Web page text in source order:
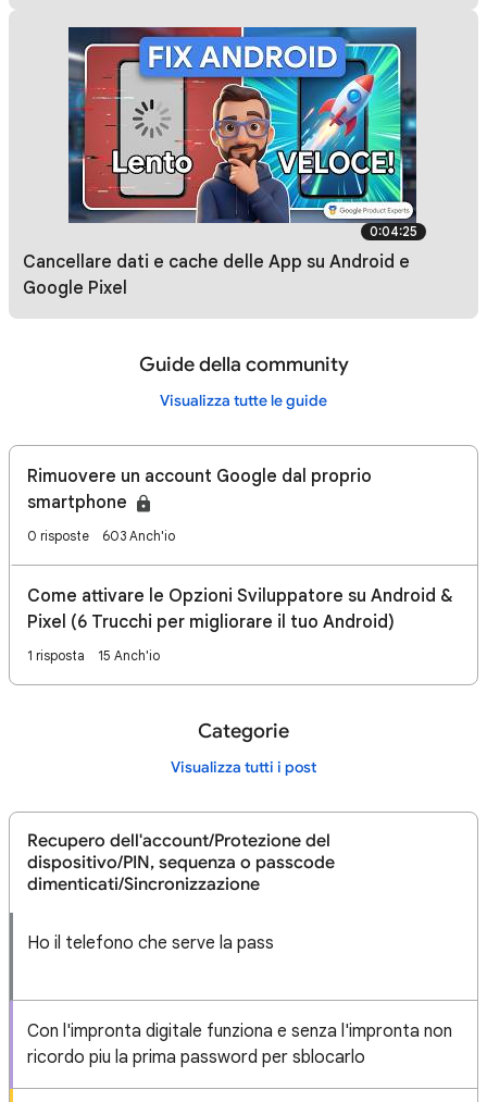
0:04:25
Cancellare dati e cache delle App su Android e
Google Pixel
Guide della community
Visualizza tutte le guide
Rimuovere un account Google dal proprio
smartphone
0 risposte 603 Anch'io
Come attivare le Opzioni Sviluppatore su Android &
Pixel (6 Trucchi per migliorare il tuo Android)
1 risposta 15 Anch'io
Categorie
Visualizza tutti i post
Recupero dell'account/Protezione del
dispositivo/PIN, sequenza o passcode
dimenticati/Sincronizzazione
Ho il telefono che serve la pass
Con l'impronta digitale funziona e senza l'impronta non
ricordo piu la prima password per sblocarlo